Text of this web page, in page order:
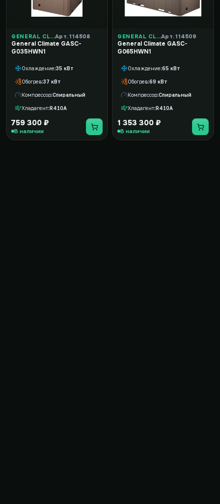
GENERAL CLIMATEАрт. 114508
General Climate GASC-
G035HWN1
Охлаждение 35 кВт
Обогрев 37 кВт
Компрессор Спиральный
Хладагент R410A
759 300 ₽
В наличии
GENERAL CLIMATEАрт. 114509
General Climate GASC-
G065HWN1
Охлаждение 65 кВт
Обогрев 69 кВт
Компрессор Спиральный
Хладагент R410A
1 353 300 ₽
В наличии